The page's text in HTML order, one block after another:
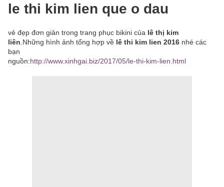
le thi kim lien que o dau
vẻ đẹp đơn giản trong trang phục bikini của lê thị kim
liên .Những hình ảnh tổng hợp về lê thi kim lien 2016 nhé các
bạn
nguồn:http://www.xinhgai.biz/2017/05/le-thi-kim-lien.html